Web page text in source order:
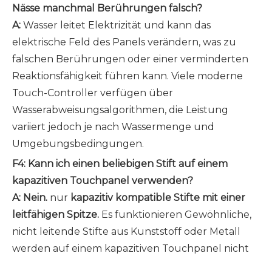
Nässe manchmal Berührungen falsch?
A: Wasser leitet Elektrizität und kann das
elektrische Feld des Panels verändern, was zu
falschen Berührungen oder einer verminderten
Reaktionsfähigkeit führen kann. Viele moderne
Touch-Controller verfügen über
Wasserabweisungsalgorithmen, die Leistung
variiert jedoch je nach Wassermenge und
Umgebungsbedingungen.
F4: Kann ich einen beliebigen Stift auf einem
kapazitiven Touchpanel verwenden?
A: Nein. nur kapazitiv kompatible Stifte mit einer
leitfähigen Spitze. Es funktionieren Gewöhnliche,
nicht leitende Stifte aus Kunststoff oder Metall
werden auf einem kapazitiven Touchpanel nicht